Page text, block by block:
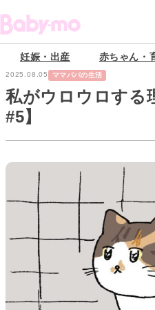
妊娠・出産 赤ちゃん・
2025.08.05 ママパパの生活
私がウロウロする
#5】